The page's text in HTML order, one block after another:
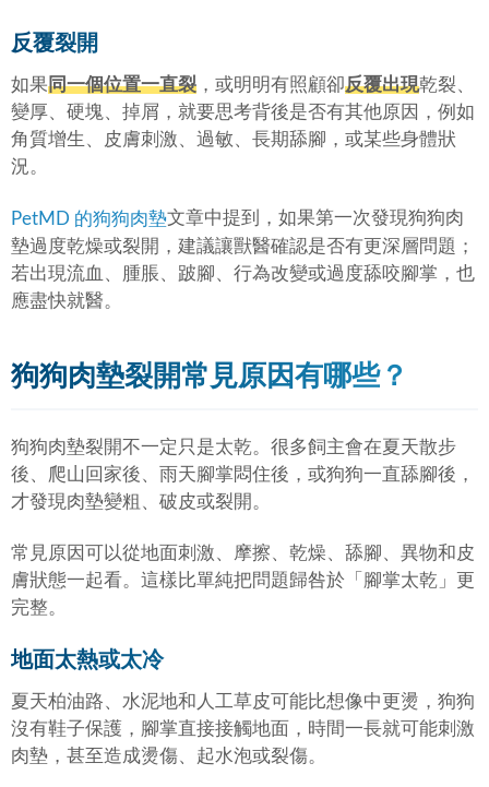
反覆裂開
如果同一個位置一直裂 ，或明明有照顧卻反覆出現乾裂、
變厚、硬塊、掉屑，就要思考背後是否有其他原因，例如
角質增生、皮膚刺激、過敏、長期舔腳，或某些身體狀
況。
PetMD 的狗狗肉墊文章中提到，如果第一次發現狗狗肉
墊過度乾燥或裂開，建議讓獸醫確認是否有更深層問題；
若出現流血、腫脹、跛腳、行為改變或過度舔咬腳掌，也
應盡快就醫。
狗狗肉墊裂開常見原因有哪些？
狗狗肉墊裂開不一定只是太乾。很多飼主會在夏天散步
後、爬山回家後、雨天腳掌悶住後，或狗狗一直舔腳後，
才發現肉墊變粗、破皮或裂開。
常見原因可以從地面刺激、摩擦、乾燥、舔腳、異物和皮
膚狀態一起看。這樣比單純把問題歸咎於「腳掌太乾」更
完整。
地面太熱或太冷
夏天柏油路、水泥地和人工草皮可能比想像中更燙，狗狗
沒有鞋子保護，腳掌直接接觸地面，時間一長就可能刺激
肉墊，甚至造成燙傷、起水泡或裂傷。